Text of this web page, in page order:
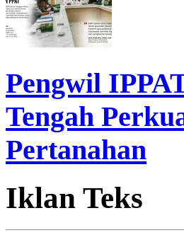
Pengwil
Tengah
Pertanahan
Iklan Teks